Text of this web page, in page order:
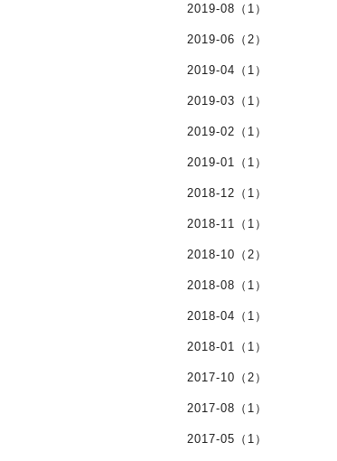
2019-08（1）
2019-06（2）
2019-04（1）
2019-03（1）
2019-02（1）
2019-01（1）
2018-12（1）
2018-11（1）
2018-10（2）
2018-08（1）
2018-04（1）
2018-01（1）
2017-10（2）
2017-08（1）
2017-05（1）